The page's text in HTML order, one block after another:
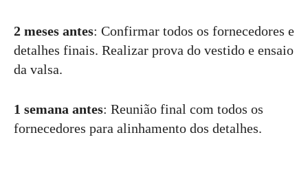
2 meses antes: Confirmar todos os fornecedores e
detalhes finais. Realizar prova do vestido e ensaio
da valsa.
1 semana antes: Reunião final com todos os
fornecedores para alinhamento dos detalhes.